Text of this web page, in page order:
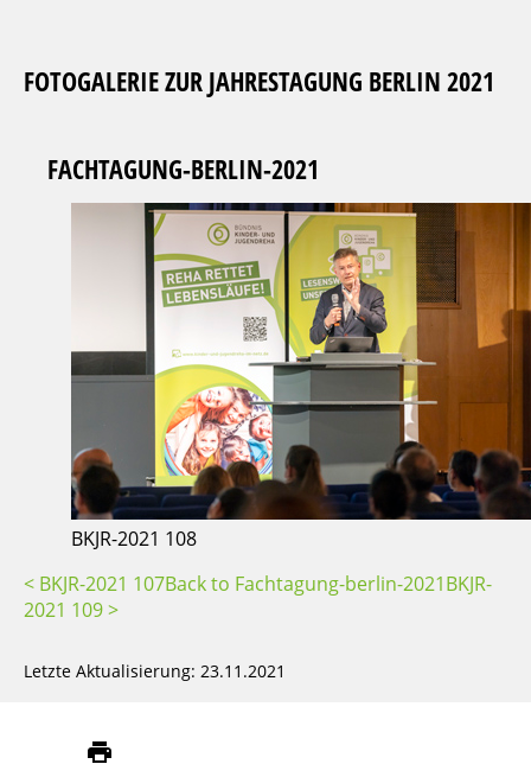
FOTOGALERIE ZUR JAHRESTAGUNG BERLIN 2021
FACHTAGUNG-BERLIN-2021
BKJR-2021 108
< BKJR-2021 107Back to Fachtagung-berlin-2021BKJR-
2021 109 >
Letzte Aktualisierung: 23.11.2021